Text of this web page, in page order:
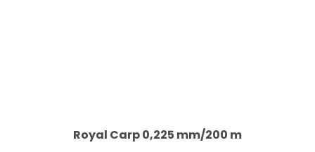
Royal Carp 0,225 mm/200 m